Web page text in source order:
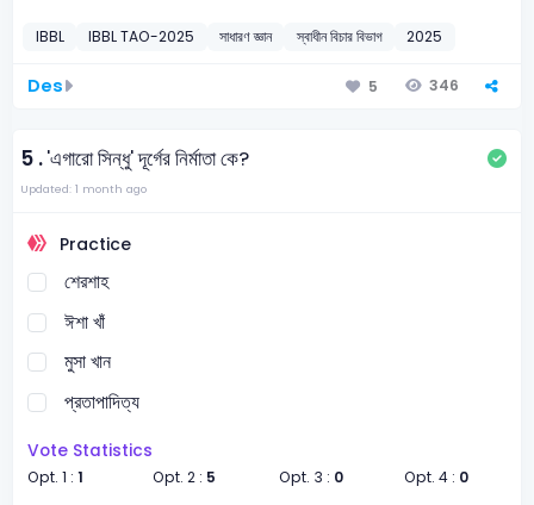
IBBL IBBL TAO-2025 সাধারণ জ্ঞান স্বাধীন বিচার বিভাগ 2025
Des 5 346
5 .'এগারো সিন্ধু' দূর্গের নির্মাতা কে?
Updated: 1 month ago
Practice
শেরশাহ
ঈশা খাঁ
মুসা খান
প্রতাপাদিত্য
Vote Statistics
Opt. 1 :1 Opt. 2 : 5 Opt. 3 : 0 Opt. 4 : 0